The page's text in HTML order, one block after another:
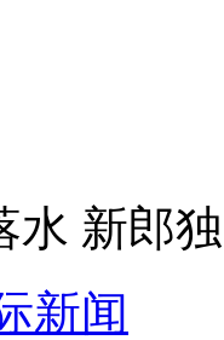
赛
新郎独
新闻